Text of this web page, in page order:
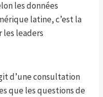
les données
latine, c’est la
leaders
d’une consultation
que les questions de